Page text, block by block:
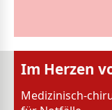
Im Herzen
Medizinisch-